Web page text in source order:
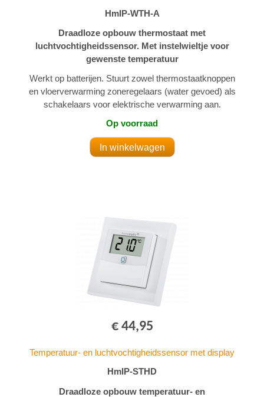
HmIP-WTH-A
Draadloze opbouw thermostaat met
luchtvochtigheidssensor. Met instelwieltje voor
gewenste temperatuur
Werkt op batterijen. Stuurt zowel thermostaatknoppen
en vloerverwarming zoneregelaars (water gevoed) als
schakelaars voor elektrische verwarming aan.
Op voorraad
€ 44,95
Temperatuur- en luchtvochtigheidssensor met display
HmIP-STHD
Draadloze opbouw temperatuur- en